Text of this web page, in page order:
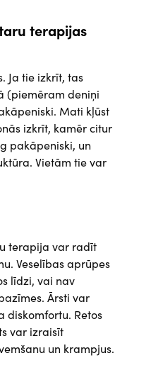
terapijas
Ja tie izkrīt, tas
(piemēram deniņi
Mati kļūst
izkrīt, kamēr citur
pakāpeniski, un
Vietām tie var
terapija var radīt
Veselības aprūpes
līdzi, vai nav
Ārsti var
diskomfortu. Retos
var izraisīt
un krampjus.